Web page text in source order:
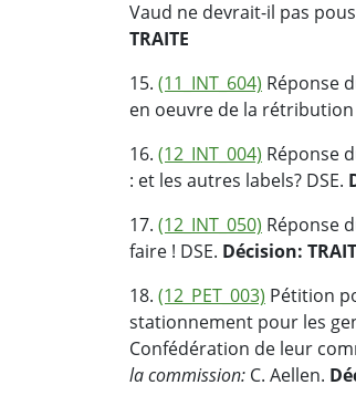
Vaud ne devrait-il pas
TRAITE
15. (11_INT_604) Réponse
en oeuvre de la rétribution
16. (12_INT_004) Réponse
: et les autres labels? DSE.
17. (12_INT_050) Réponse
faire ! DSE. Décision:
18. (12_PET_003) Pétition
stationnement pour les
Confédération de leur
la commission: C. Aellen.